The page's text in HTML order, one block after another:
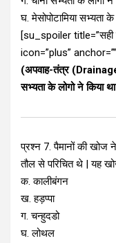
घ. मेसोपोटामिया सभ्यता
[su_spoiler title=”सही
icon=”plus”
(अपवाह-तंत्र (Drainage
सभ्यता के लोगो ने किया
प्रश्न 7. पैमानों की खोज
तौल से परिचित थे | यह
क. कालीबंगन
ख. हड़प्पा
ग. चन्हुदडो
घ. लोथल